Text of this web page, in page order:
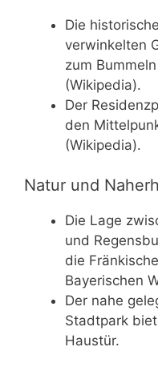
Die
verwinkelten
zum
(Wikipedia).
Der
den
(Wikipedia).
Natur und
Die Lage
und
die
Bayerischen
Der nahe
Stadtpark
Haustür.